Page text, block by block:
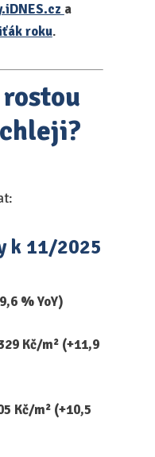
a
roku.
k 11/2025
% YoY)
Kč/m² (+11,9
Kč/m² (+10,5